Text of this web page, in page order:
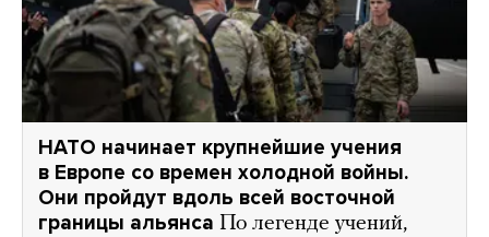
НАТО начинает крупнейшие учения
в Европе со времен холодной войны.
Они пройдут вдоль всей восточной
границы альянса По легенде учений,